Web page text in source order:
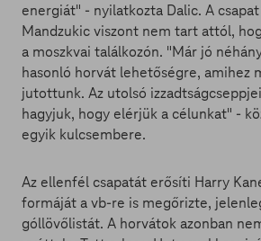
energiát" - nyilatkozta Dalic. A
Mandzukic viszont nem tart attól,
a moszkvai találkozón. "Már jó
hasonló horvát lehetőségre, amihez
jutottunk. Az utolsó
hagyjuk, hogy elérjük a célunkat" -
egyik kulcsembere.
Az ellenfél csapatát erősíti Harry
formáját a vb-re is megőrizte,
góllövőlistát. A horvátok azonban